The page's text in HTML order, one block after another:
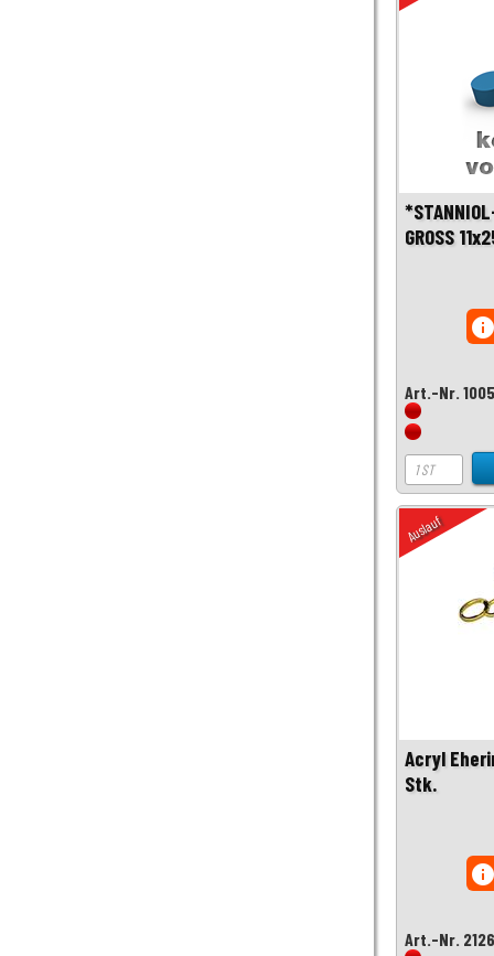
GROSS
Art.-Nr.
Auslauf
Acryl
Stk.
Art.-Nr.